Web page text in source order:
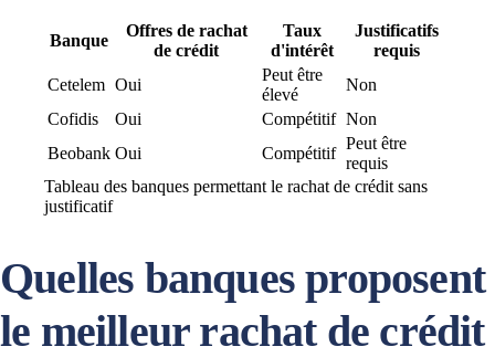
Banque
Offres de rachat
de crédit
Taux
d'intérêt
Justificatifs
requis
Cetelem Oui
Peut être
élevé
Non
Cofidis
Oui Compétitif Non
Beobank Oui Compétitif
Peut être
requis
Tableau des banques permettant le rachat de crédit sans
justificatif
Quelles banques proposent
le meilleur rachat de crédit